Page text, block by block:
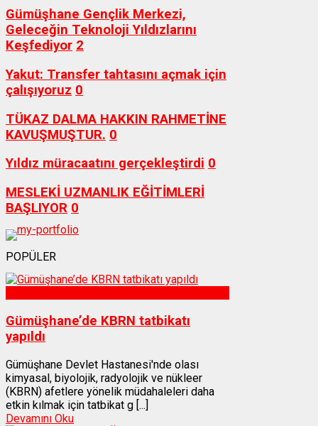
Gümüşhane Gençlik Merkezi,
Geleceğin Teknoloji Yıldızlarını
Keşfediyor 2
Yakut: Transfer tahtasını açmak için
çalışıyoruz 0
TÜKAZ DALMA HAKKIN RAHMETİNE
KAVUŞMUŞTUR. 0
Yıldız müracaatını gerçekleştirdi 0
MESLEKİ UZMANLIK EĞİTİMLERİ
BAŞLIYOR 0
POPÜLER
Gümüşhane’de KBRN tatbikatı
yapıldı
Gümüşhane Devlet Hastanesi'nde olası
kimyasal, biyolojik, radyolojik ve nükleer
(KBRN) afetlere yönelik müdahaleleri daha
etkin kılmak için tatbikat g [...]
Devamını Oku